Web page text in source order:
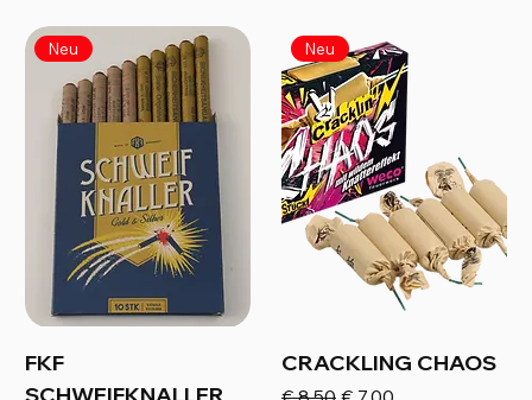
Neu
FKF
SCHWEIFKNALLER
Neu
CRACKLING CHAOS
Standardpreis
Sale-Preis